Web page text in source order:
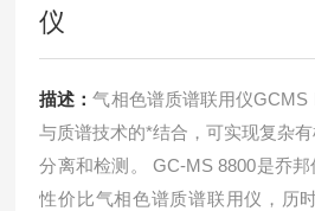
仪
描述：气相色谱质谱联用仪GCMS
与质谱技术的*结合，可实现复杂
分离和检测。 GC-MS 8800是乔
性价比气相色谱质谱联用仪，历